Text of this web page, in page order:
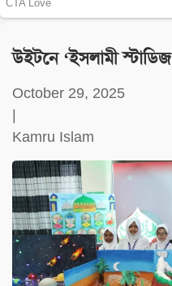
উইটনে ‘ইসলামী স্টাডিজ
October 29, 2025
|
Kamru Islam